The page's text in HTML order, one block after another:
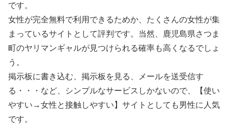
です。
女性が完全無料で利用できるためか、たくさんの女性が集
まっているサイトとして評判です。当然、鹿児島県さつま
町のヤリマンギャルが見つけられる確率も高くなるでしょ
う。
掲示板に書き込む、掲示板を見る、メールを送受信す
る・・・など、シンプルなサービスしかないので、【使い
やすい→女性と接触しやすい】サイトとしても男性に人気
です。